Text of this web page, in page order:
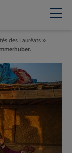
des Lauréats »